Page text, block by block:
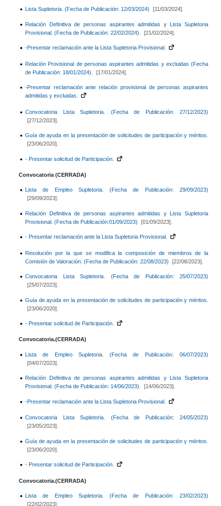
Lista Supletoria. (Fecha de Publicación: 12/03/2024) [11/03/2024].
Relación Definitiva de personas aspirantes admitidas y Lista Supletoria
Provisional. (Fecha de Publicación: 22/02/2024).
[21/02/2024].
-Presentar reclamación ante la Lista Supletoria Provisional.
Relación Provisional de personas aspirantes admitidas y excluidas (Fecha
de Publicación: 18/01/2024).
[17/01/2024].
-Presentar reclamación ante relación provisional de personas aspirantes
admitidas y excluidas.
Convocatoria Lista Supletoria. (Fecha de Publicación: 27/12/2023)
[27/12/2023].
Guía de ayuda en la presentación de solicitudes de participación y méritos.
[23/06/2020].
- Presentar solicitud de Participación.
Convocatoria (CERRADA)
Lista de Empleo Supletoria. (Fecha de Publicación: 29/09/2023)
[29/09/2023].
Relación Definitiva de personas aspirantes admitidas y Lista Supletoria
Provisional. (Fecha de Publicación:01/09/2023)
[01/09/2023].
- Presentar reclamación ante la Lista Supletoria Provisional.
Resolución por la que se modifica la composición de miembros de la
Comisión de Valoración. (Fecha de Publicación: 22/08/2023)
[22/08/2023].
Convocatoria Lista Supletoria. (Fecha de Publicación: 25/07/2023)
[25/07/2023].
Guía de ayuda en la presentación de solicitudes de participación y méritos.
[23/06/2020].
- Presentar solicitud de Participación.
Convocatoria.(CERRADA)
Lista de Empleo Supletoria. (Fecha de Publicación: 06/07/2023)
[04/07/2023].
Relación Definitiva de personas aspirantes admitidas y Lista Supletoria
Provisional. (Fecha de Publicación: 14/06/2023).
[14/06/2023].
-Presentar reclamación ante la Lista Supletoria Provisional.
Convocatoria Lista Supletoria. (Fecha de Publicación: 24/05/2023)
[23/05/2023].
Guía de ayuda en la presentación de solicitudes de participación y méritos.
[23/06/2020].
- Presentar solicitud de Participación.
Convocatoria.(CERRADA)
Lista de Empleo Supletoria. (Fecha de Publicación: 23/02/2023)
[22/02/2023].